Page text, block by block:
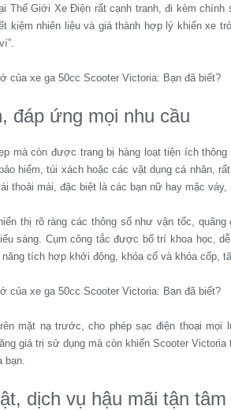
Thế Giới Xe Điện rất cạnh tranh, đi kèm
kiệm nhiên liệu và giá thành hợp lý khiến xe
đáp ứng mọi nhu cầu
mà còn được trang bị hàng loạt tiện ích
hiểm, túi xách hoặc các vật dụng cá nhân,
thoải mái, đặc biệt là các bạn nữ hay mặc váy,
thị rõ ràng các thông số như vận tốc,
sáng. Cụm công tắc được bố trí khoa học,
tích hợp khởi động, khóa cổ và khóa cốp,
mặt nạ trước, cho phép sạc điện thoại
giá trị sử dụng mà còn khiến Scooter
bạn.
dịch vụ hậu mãi tận tâm